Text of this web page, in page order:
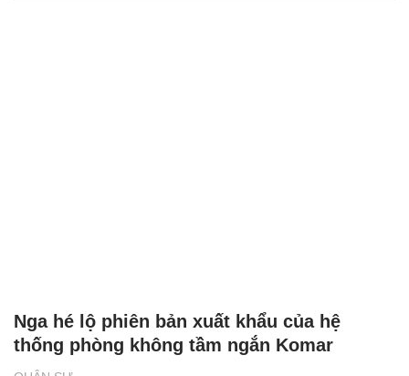
Nga hé lộ phiên bản xuất khẩu của hệ
thống phòng không tầm ngắn Komar